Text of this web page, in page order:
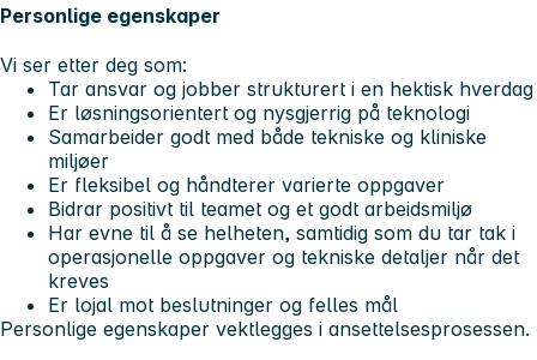
Personlige egenskaper
Vi ser etter deg som:
Tar ansvar og jobber strukturert i en hektisk hverdag
Er løsningsorientert og nysgjerrig på teknologi
Samarbeider godt med både tekniske og kliniske
miljøer
Er fleksibel og håndterer varierte oppgaver
Bidrar positivt til teamet og et godt arbeidsmiljø
Har evne til å se helheten, samtidig som du tar tak i
operasjonelle oppgaver og tekniske detaljer når det
kreves
Er lojal mot beslutninger og felles mål
Personlige egenskaper vektlegges i ansettelsesprosessen.